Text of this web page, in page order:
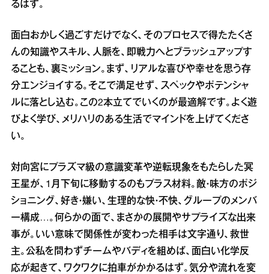
るはず。
面白おかしく過ごすだけでなく、そのプロセスで得たたくさ
んの知識やスキル、人脈を、即戦力へとブラッシュアップす
ることも、裏ミッション。まず、リアルな喜びや幸せを思う存
分エンジョイする。そこで満足せず、スペックやポテンシャ
ルに落とし込む。この2本立てでいくのが最適解です。よく遊
びよく学び、メリハリのある生活でマインドを上げてくださ
い。
対向宮にプラズマ級の意識変革や逆転現象をもたらした冥
王星が、1月下旬に移動するのもプラス材料。敵・味方のポジ
ショニング、好き・嫌い、生理的な快・不快、グループのメンバ
ー構成…。何らかの面で、まさかの展開やサプライズな出来
事が。いい意味で関係性が変わった相手は文字通り、救世
主。公私を問わずチームやバディを組めば、面白い化学反
応が起きて、ワクワクに拍車がかかるはず。気分や流れを変